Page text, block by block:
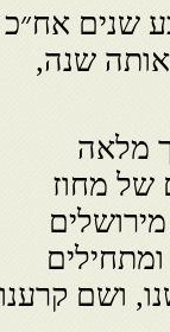
שנים אח״כ
שנה,
מלאה
של מחוז
ושם קרענו